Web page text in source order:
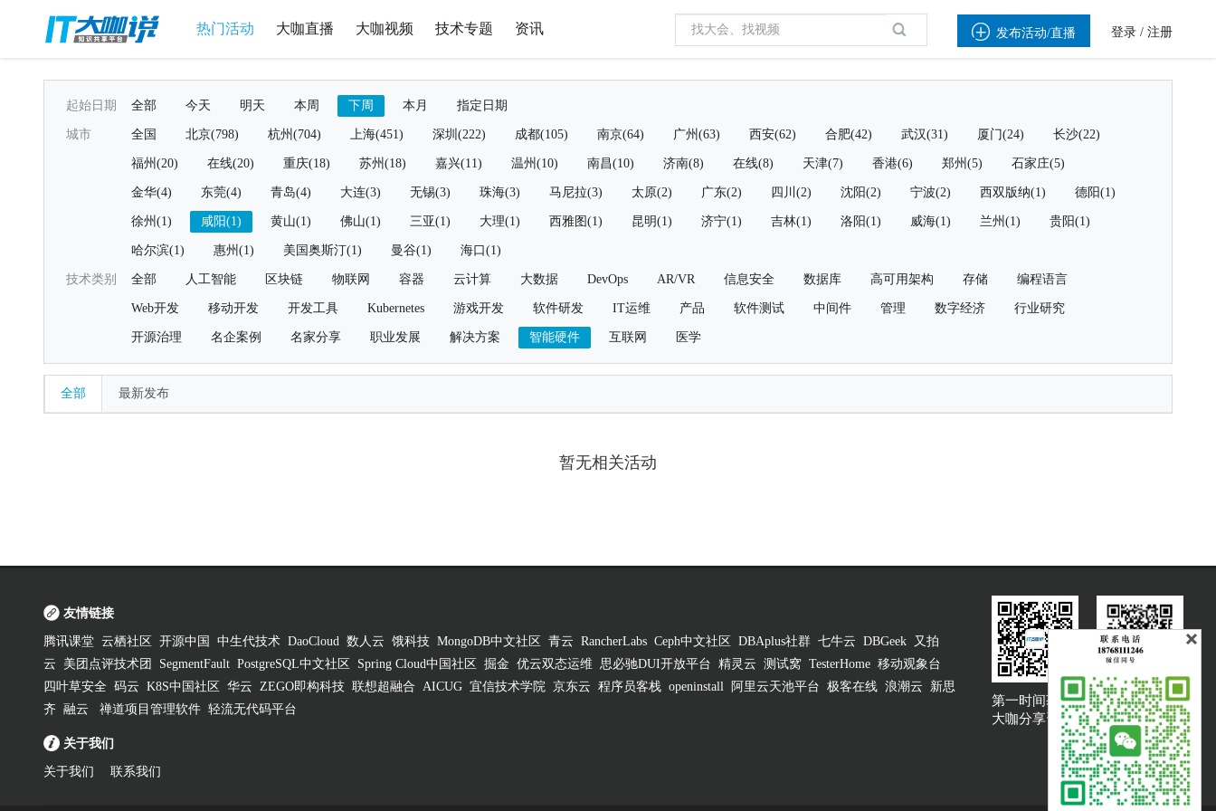
热门活动 大咖直播 大咖视频 技术专题 资讯  发布活动/直播 登录 / 注册
起始日期 全部 今天 明天 本周 下周 本月 指定日期
城市 全国 北京(798) 杭州(704) 上海(451) 深圳(222) 成都(105) 南京(64) 广州(63) 西安(62) 合肥(42) 武汉(31) 厦门(24) 长沙(22)
福州(20) 在线(20) 重庆(18) 苏州(18) 嘉兴(11) 温州(10) 南昌(10) 济南(8) 在线(8) 天津(7) 香港(6) 郑州(5) 石家庄(5)
金华(4) 东莞(4) 青岛(4) 大连(3) 无锡(3) 珠海(3) 马尼拉(3) 太原(2) 广东(2) 四川(2) 沈阳(2) 宁波(2) 西双版纳(1) 德阳(1)
徐州(1) 咸阳(1) 黄山(1) 佛山(1) 三亚(1) 大理(1) 西雅图(1) 昆明(1) 济宁(1) 吉林(1) 洛阳(1) 威海(1) 兰州(1) 贵阳(1)
哈尔滨(1) 惠州(1) 美国奥斯汀(1) 曼谷(1) 海口(1)
技术类别 全部 人工智能 区块链 物联网 容器 云计算 大数据 DevOps AR/VR 信息安全 数据库 高可用架构 存储 编程语言
Web开发 移动开发 开发工具 Kubernetes 游戏开发 软件研发 IT运维 产品 软件测试 中间件 管理 数字经济 行业研究
开源治理 名企案例 名家分享 职业发展 解决方案 智能硬件 互联网 医学
全部 最新发布
暂无相关活动
友情链接
腾讯课堂 云栖社区 开源中国 中生代技术 DaoCloud 数人云 饿科技 MongoDB中文社区 青云 RancherLabs Ceph中文社区 DBAplus社群 七牛云 DBGeek
又拍
云
美团点评技术团 SegmentFault PostgreSQL中文社区 Spring Cloud中国社区 掘金 优云双态运维 思必驰DUI开放平台 精灵云 测试窝 TesterHome 移动观象台
四叶草安全 码云 K8S中国社区 华云 ZEGO即构科技 联想超融合 AICUG 宜信技术学院 京东云 程序员客栈 openinstall 阿里云天池平台 极客在线 浪潮云
新思
齐 融云 禅道项目管理软件 轻流无代码平台
关于我们
关于我们 联系我们
第一时间获取
大咖分享资讯
大咖说吐槽客服